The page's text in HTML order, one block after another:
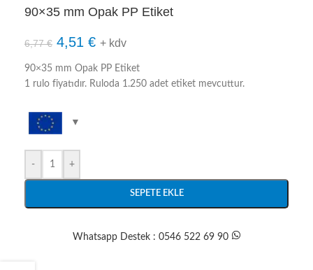
90×35 mm Opak PP Etiket
6,77€ 4,51 € + kdv
90×35 mm Opak PP Etiket
1 rulo fiyatıdır. Ruloda 1.250 adet etiket mevcuttur.
- +
SEPETE EKLE
Whatsapp Destek : 0546 522 69 90